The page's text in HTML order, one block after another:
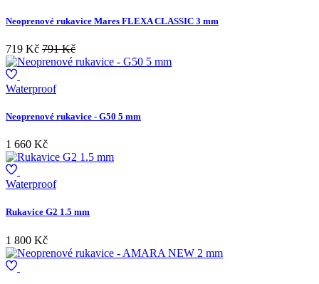
Neoprenové rukavice Mares FLEXA CLASSIC 3 mm
719 Kč 791 Kč
Waterproof
Neoprenové rukavice - G50 5 mm
1 660 Kč
Waterproof
Rukavice G2 1.5 mm
1 800 Kč